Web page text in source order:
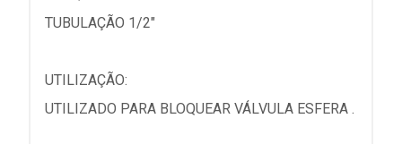
TUBULAÇÃO 1/2"
UTILIZAÇÃO:
UTILIZADO PARA BLOQUEAR VÁLVULA ESFERA .